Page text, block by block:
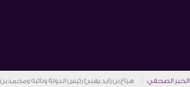
الخبر الصحفي هزاع بن زايد يهنئ رئيس الدولة ونائبه ومحمد